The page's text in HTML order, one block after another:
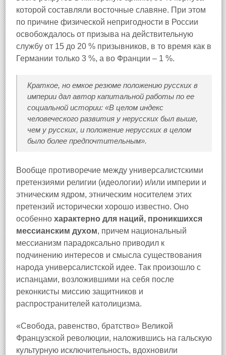
которой составляли восточные славяне. При этом
по причине физической непригодности в России
освобождалось от призыва на действительную
службу от 15 до 20 % призывников, в то время как в
Германии только 3 %, а во Франции – 1 %.
Краткое, но емкое резюме положению русских в
империи дал автор капитальной работы по ее
социальной истории: «В целом индекс
человеческого развития у нерусских был выше,
чем у русских, и положение нерусских в целом
было более предпочтительным».
Вообще противоречие между универсалистскими
претензиями религии (идеологии) и/или империи и
этническим ядром, этническим носителем этих
претензий исторически хорошо известно. Оно
особенно характерно для наций, проникшихся
мессианским духом, причем национальный
мессианизм парадоксально приводил к
подчинению интересов и смысла существования
народа универсалистской идее. Так произошло с
испанцами, возложившими на себя после
реконкисты миссию защитников и
распространителей католицизма.
«Свобода, равенство, братство» Великой
Французской революции, наложившись на гальскую
культурную исключительность, вдохновили